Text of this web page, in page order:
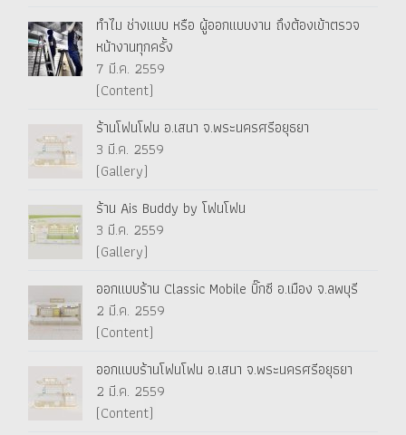
ทำไม ช่างแบบ หรือ ผู้ออกแบบงาน ถึงต้องเข้าตรวจ
หน้างานทุกครั้ง
7 มี.ค. 2559
(Content)
ร้านโฟนโฟน อ.เสนา จ.พระนครศรีอยุธยา
3 มี.ค. 2559
(Gallery)
ร้าน Ais Buddy by โฟนโฟน
3 มี.ค. 2559
(Gallery)
ออกแบบร้าน Classic Mobile บิ๊กซี อ.เมือง จ.ลพบุรี
2 มี.ค. 2559
(Content)
ออกแบบร้านโฟนโฟน อ.เสนา จ.พระนครศรีอยุธยา
2 มี.ค. 2559
(Content)